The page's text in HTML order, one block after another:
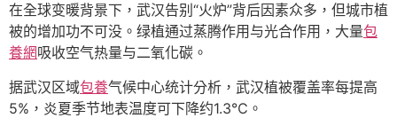
在全球变暖背景下，武汉告别“火炉”背后因素众多，但城市植
被的增加功不可没。绿植通过蒸腾作用与光合作用，大量包
養網吸收空气热量与二氧化碳。
据武汉区域包養气候中心统计分析，武汉植被覆盖率每提高
5%，炎夏季节地表温度可下降约1.3℃。